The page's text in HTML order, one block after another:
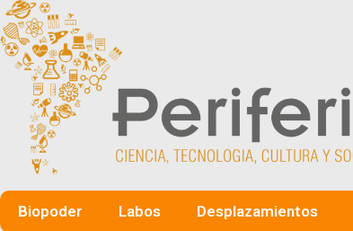
Biopoder Labos Desplazamientos